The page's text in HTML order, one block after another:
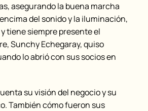
asegurando la buena marcha
del sonido y la iluminación,
tiene siempre presente el
Sunchy Echegaray, quiso
lo abrió con sus socios en
su visión del negocio y su
También cómo fueron sus